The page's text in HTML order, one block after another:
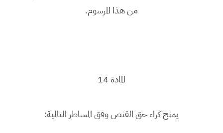
من هذا المرسوم.
المادة 14
يمنح كراء حق القنص وفق المساطر التالية: